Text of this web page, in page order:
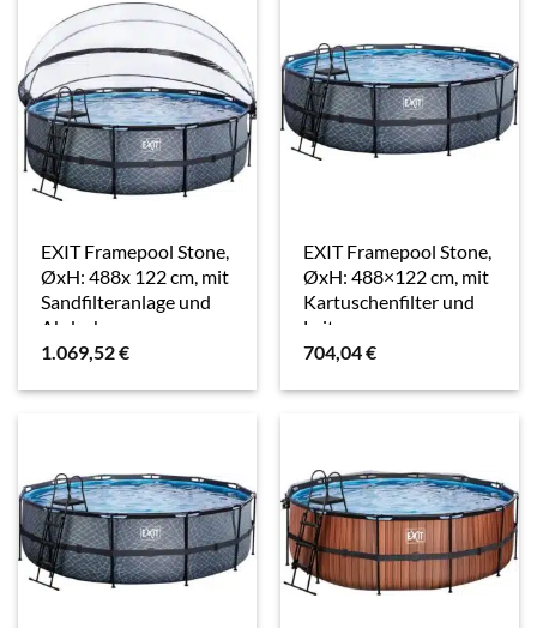
EXIT Framepool Stone,
ØxH: 488x 122 cm, mit
Sandfilteranlage und
Abdeckung
1.069,52€
EXIT Framepool Stone,
ØxH: 488×122 cm, mit
Kartuschenfilter und
Leiter
704,04€